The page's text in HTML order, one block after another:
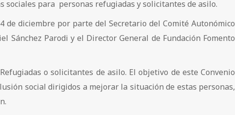
sociales para personas refugiadas y solicitantes de asilo.
de diciembre por parte del Secretario del Comité Autonómico
Sánchez Parodi y el Director General de Fundación Fomento
o solicitantes de asilo. El objetivo de este Convenio
social dirigidos a mejorar la situación de estas personas,